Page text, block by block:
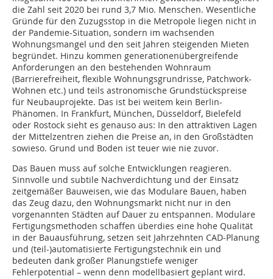
die Zahl seit 2020 bei rund 3,7 Mio. Menschen. Wesentliche
Gründe für den Zuzugsstop in die Metropole liegen nicht in
der Pandemie-Situation, sondern im wachsenden
Wohnungsmangel und den seit Jahren steigenden Mieten
begründet. Hinzu kommen generationenübergreifende
Anforderungen an den bestehenden Wohnraum
(Barrierefreiheit, flexible Wohnungsgrundrisse, Patchwork-
Wohnen etc.) und teils astronomische Grundstückspreise
für Neubauprojekte. Das ist bei weitem kein Berlin-
Phänomen. In Frankfurt, München, Düsseldorf, Bielefeld
oder Rostock sieht es genauso aus: In den attraktiven Lagen
der Mittelzentren ziehen die Preise an, in den Großstädten
sowieso. Grund und Boden ist teuer wie nie zuvor.
Das Bauen muss auf solche Entwicklungen reagieren.
Sinnvolle und subtile Nachverdichtung und der Einsatz
zeitgemäßer Bauweisen, wie das Modulare Bauen, haben
das Zeug dazu, den Wohnungsmarkt nicht nur in den
vorgenannten Städten auf Dauer zu entspannen. Modulare
Fertigungsmethoden schaffen überdies eine hohe Qualität
in der Bauausführung, setzen seit Jahrzehnten CAD-Planung
und (teil-)automatisierte Fertigungstechnik ein und
bedeuten dank großer Planungstiefe weniger
Fehlerpotential – wenn denn modellbasiert geplant wird.